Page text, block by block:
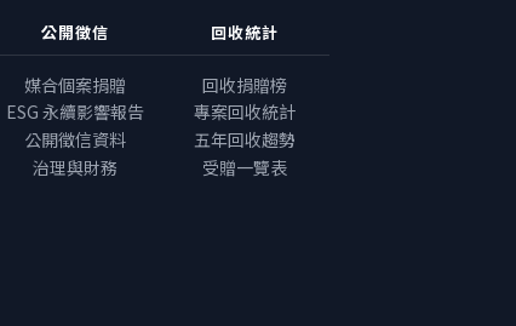
公開徵信
媒合個案捐贈
ESG 永續影響報告
公開徵信資料
治理與財務
回收統計
回收捐贈榜
專案回收統計
五年回收趨勢
受贈一覽表